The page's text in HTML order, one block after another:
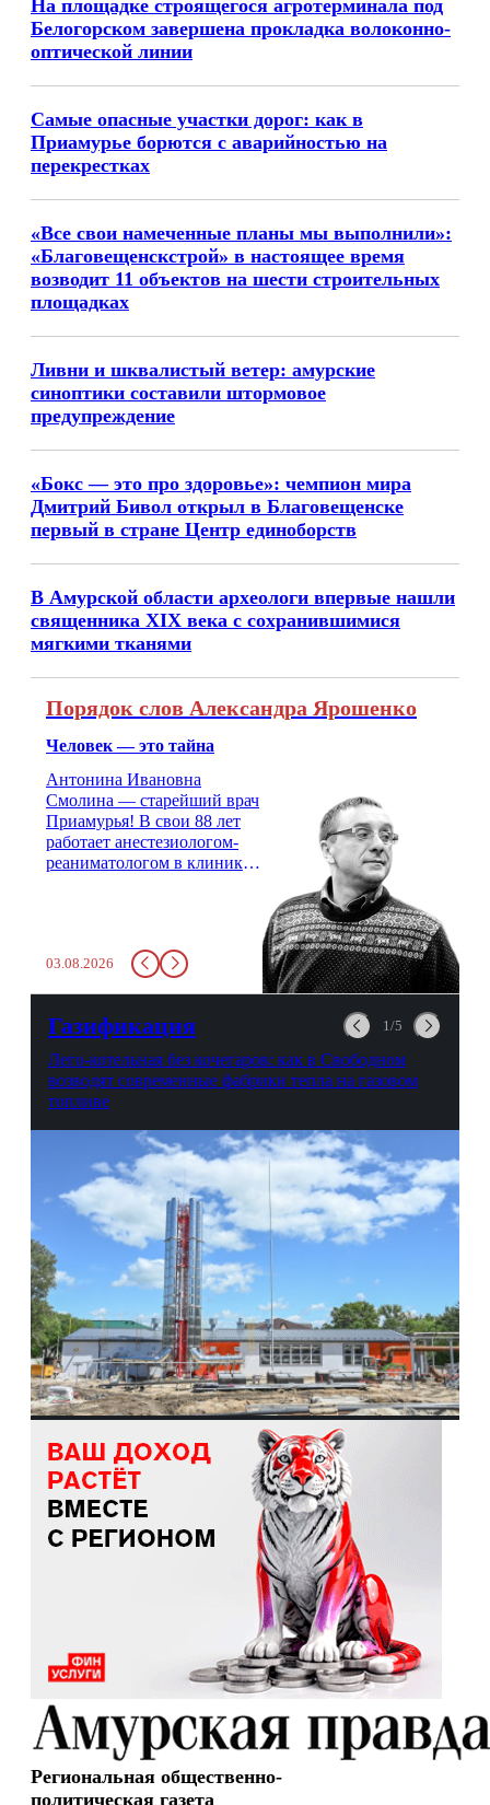
На площадке строящегося агротерминала под
Белогорском завершена прокладка волоконно-
оптической линии
Самые опасные участки дорог: как в
Приамурье борются с аварийностью на
перекрестках
«Все свои намеченные планы мы выполнили»:
«Благовещенскстрой» в настоящее время
возводит 11 объектов на шести строительных
площадках
Ливни и шквалистый ветер: амурские
синоптики составили штормовое
предупреждение
«Бокс — это про здоровье»: чемпион мира
Дмитрий Бивол открыл в Благовещенске
первый в стране Центр единоборств
В Амурской области археологи впервые нашли
священника XIX века с сохранившимися
мягкими тканями
Порядок слов Александра Ярошенко
Человек — это тайна
Антонина Ивановна
Смолина — старейший врач
Приамурья! В свои 88 лет
работает анестезиологом-
реаниматологом в клинике
стажем о жизни, смерти
душе и духе. Откровенно о
03.08.2026
Газификация 1/5
Лего-котельная без кочегаров: как в Свободном
возводят современные фабрики тепла на газовом
топливе
Региональная общественно-
политическая газета